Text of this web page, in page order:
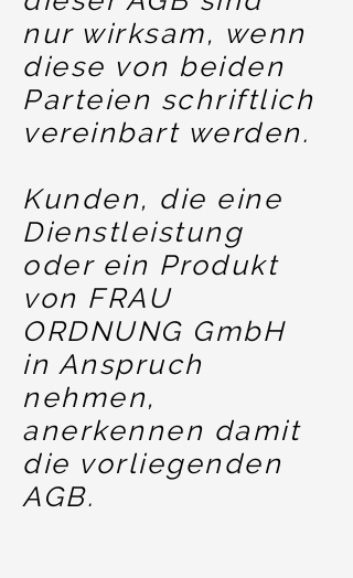
nur wirksam, wenn
diese von beiden
Parteien schriftlich
vereinbart werden.
Kunden, die eine
Dienstleistung
oder ein Produkt
von FRAU
ORDNUNG GmbH
in Anspruch
nehmen,
anerkennen damit
die vorliegenden
AGB.